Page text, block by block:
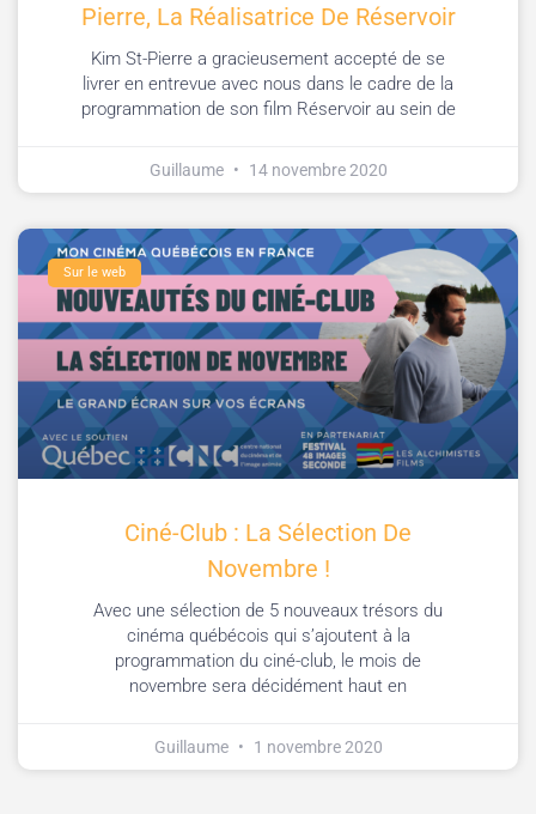
Pierre, La Réalisatrice De Réservoir
Kim St-Pierre a gracieusement accepté de se
livrer en entrevue avec nous dans le cadre de la
programmation de son film Réservoir au sein de
Guillaume 14 novembre 2020
Sur le web
Ciné-Club : La Sélection De
Novembre !
Avec une sélection de 5 nouveaux trésors du
cinéma québécois qui s’ajoutent à la
programmation du ciné-club, le mois de
novembre sera décidément haut en
Guillaume 1 novembre 2020